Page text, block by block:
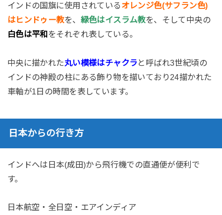
インドの国旗に使用されている オレンジ色(サフラン色)
はヒンドゥー教を、 緑色はイスラム教を、そして中央の
白色は平和をそれぞれ表している。
中央に描かれた丸い模様はチャクラ と呼ばれ3世紀頃の
インドの神殿の柱にある飾り物を描いており24描かれた
車軸が1日の時間を表しています。
日本からの行き方
インドへは日本(成田)から飛行機での直通便が便利で
す。
日本航空・全日空・エアインディア